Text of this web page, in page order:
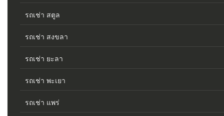
รถเช่า สตูล
รถเช่า สงขลา
รถเช่า ยะลา
รถเช่า พะเยา
รถเช่า แพร่